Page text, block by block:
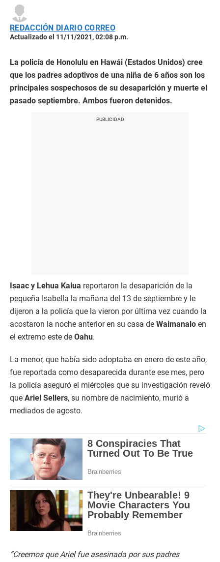
REDACCIÓN DIARIO CORREO
Actualizado el 11/11/2021, 02:08 p.m.
La policía de Honolulu en Hawái (Estados Unidos) cree
que los padres adoptivos de una niña de 6 años son los
principales sospechosos de su desaparición y muerte el
pasado septiembre. Ambos fueron detenidos.
Isaac y Lehua Kalua reportaron la desaparición de la
pequeña Isabella la mañana del 13 de septiembre y le
dijeron a la policía que la vieron por última vez cuando la
acostaron la noche anterior en su casa de Waimanalo en
el extremo este de Oahu.
La menor, que había sido adoptaba en enero de este año,
fue reportada como desaparecida durante ese mes, pero
la policía aseguró el miércoles que su investigación reveló
que Ariel Sellers, su nombre de nacimiento, murió a
mediados de agosto.
“Creemos que Ariel fue asesinada por sus padres